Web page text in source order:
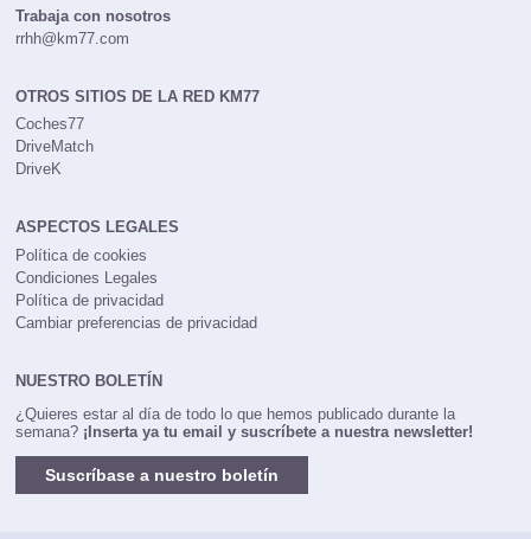
Trabaja con nosotros
rrhh@km77.com
OTROS SITIOS DE LA RED KM77
Coches77
DriveMatch
DriveK
ASPECTOS LEGALES
Política de cookies
Condiciones Legales
Política de privacidad
Cambiar preferencias de privacidad
NUESTRO BOLETÍN
¿Quieres estar al día de todo lo que hemos publicado durante la
semana? ¡Inserta ya tu email y suscríbete a nuestra newsletter!
Suscríbase a nuestro boletín